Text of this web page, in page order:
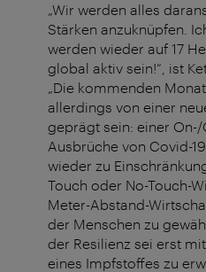
„Wir werden alles
Stärken anzuknüpfen.
werden wieder auf 17
global aktiv sein!“, ist
„Die kommenden
allerdings von einer
geprägt sein: einer
Ausbrüche von Covid-
wieder zu
Touch oder No-Touch-
Meter-Abstand-
der Menschen zu
der Resilienz sei erst
eines Impfstoffes zu